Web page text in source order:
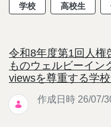
学校 高校生
令和8年度第1回人権
ものウェルビーイ
viewsを尊重する学
作成日時 26/07/